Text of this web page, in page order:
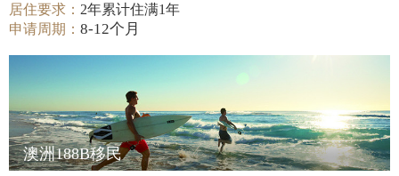
居住要求： 2年累计住满1年
申请周期：8-12个月
澳洲188B移民